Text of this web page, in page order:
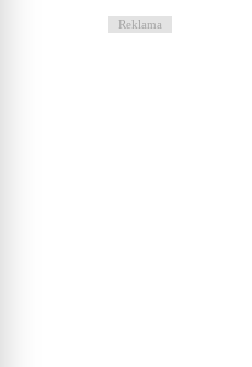
Reklama